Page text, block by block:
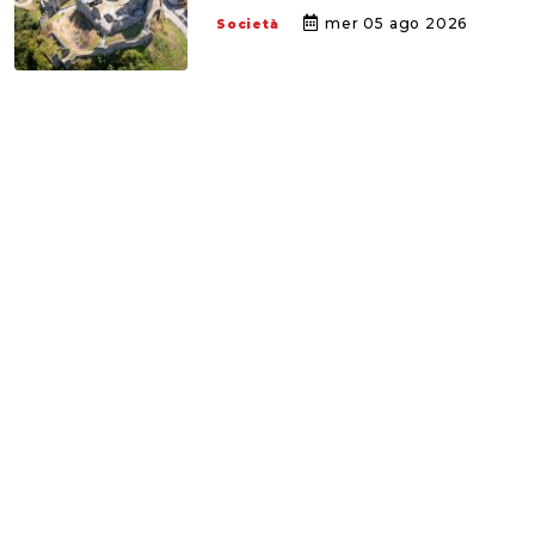
Società mer 05 ago 2026